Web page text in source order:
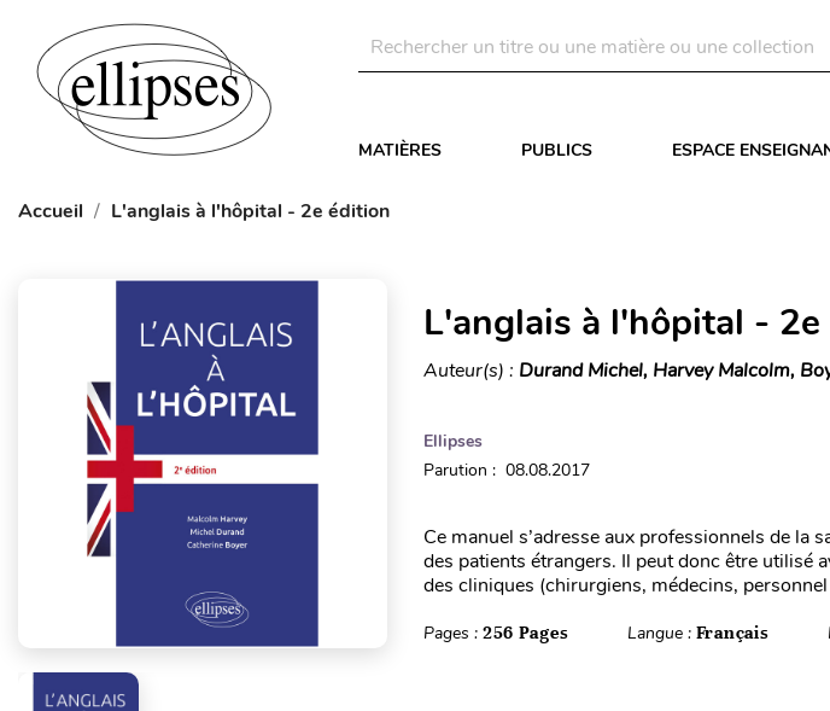
MATIÈRES PUBLICS ESPACE
Accueil L'anglais à l'hôpital - 2e édition
L'anglais à l'hôpital -
Auteur(s) : Durand Michel, Harvey Malcolm,
Ellipses
Parution : 08.08.2017
Ce manuel s’adresse aux professionnels de la
des patients étrangers. Il peut donc être utilisé
des cliniques (chirurgiens, médecins,
Pages : 256 Pages Langue : Français